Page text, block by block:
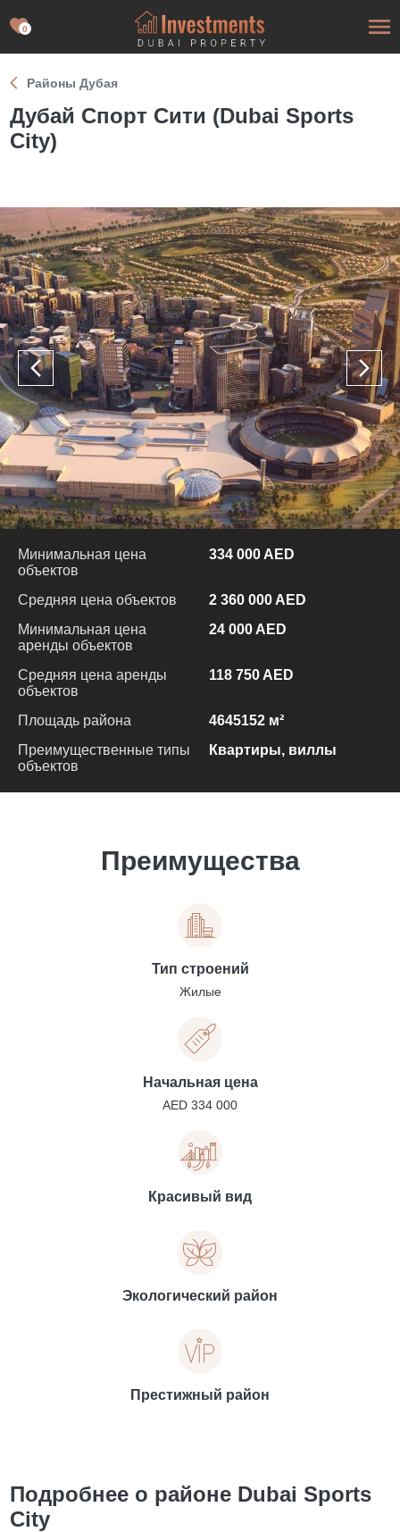
0
Районы Дубая
Дубай Спорт Сити (Dubai Sports
City)
Минимальная цена
объектов
334 000 AED
Средняя цена объектов
2 360 000 AED
Минимальная цена
аренды объектов
24 000 AED
Средняя цена аренды
объектов
118 750 AED
Площадь района
4645152 м²
Преимущественные типы
объектов
Квартиры, виллы
Преимущества
Тип строений
Жилые
Начальная цена
AED 334 000
Красивый вид
Экологический район
Престижный район
Подробнее о районе Dubai Sports
City